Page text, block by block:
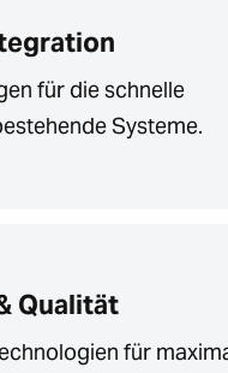
für die schnelle
Systeme.
Qualität
für